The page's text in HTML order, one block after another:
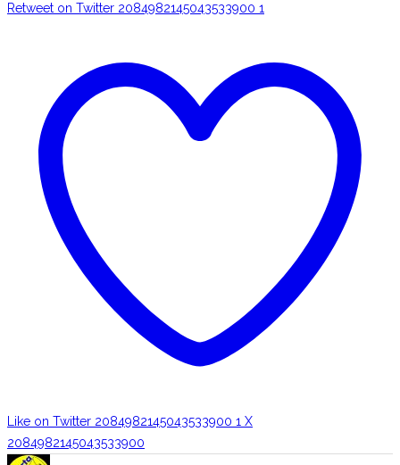
Retweet on Twitter 2084982145043533900 1
Like on Twitter 2084982145043533900 1 X
2084982145043533900